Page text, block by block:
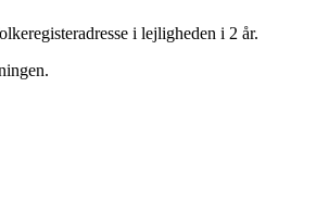
i lejligheden i 2 år.